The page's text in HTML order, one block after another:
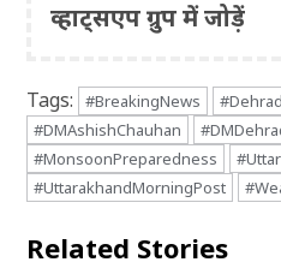
व्हाट्सएप ग्रुप में जोड़ें
Tags: #BreakingNews
#DMAshishChauhan
#MonsoonPreparedness
#UttarakhandMorningPost
Related Stories